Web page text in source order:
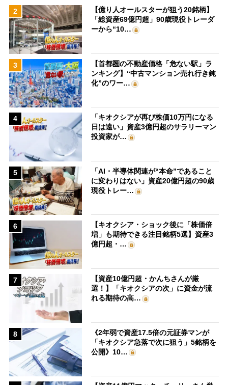
2
【億り人オールスターが狙う20銘柄】
「総資産69億円超」90歳現役トレーダ
ーから“10…
3
【首都圏の不動産価格「危ない駅」ラ
ンキング】“中古マンション売れ行き鈍
化”のワー…
4
「キオクシアが再び株価10万円になる
日は遠い」資産3億円超のサラリーマン
投資家が…
5
「AI・半導体関連が“本命”であること
に変わりはない」資産20億円超の90歳
現役トレー…
6
【キオクシア・ショック後に「株価倍
増」も期待できる注目銘柄5選】資産3
億円超・…
7
【資産10億円超・かんちさんが厳
選！】「キオクシアの次」に資金が流
れる期待の高…
8
《2年弱で資産17.5倍の元証券マンが
「キオクシア急落で次に狙う」5銘柄を
公開》10…